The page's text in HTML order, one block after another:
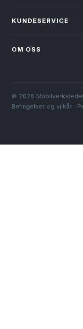
KUNDESERVICE
OM OSS
© 2026
Betingelser og vilkår ·